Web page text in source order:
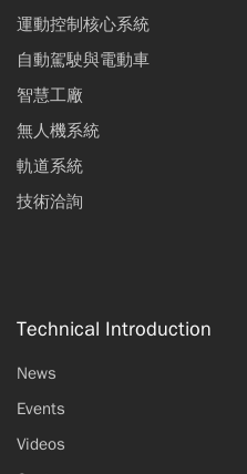
運動控制核心系統
自動駕駛與電動車
智慧工廠
無人機系統
軌道系統
技術洽詢
Technical Introduction
News
Events
Videos